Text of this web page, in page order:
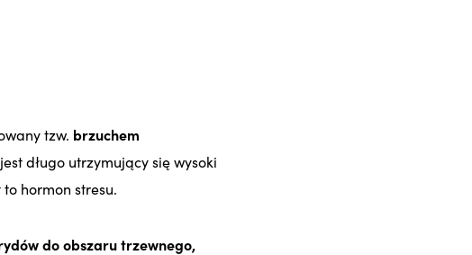
tzw. brzuchem
długo utrzymujący się wysoki
hormon stresu.
do obszaru trzewnego,